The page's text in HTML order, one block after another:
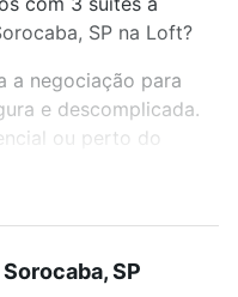
SP na Loft?
a negociação para
e descomplicada.
ou perto do
3 suites à venda
SP para conquistar
e você
SP